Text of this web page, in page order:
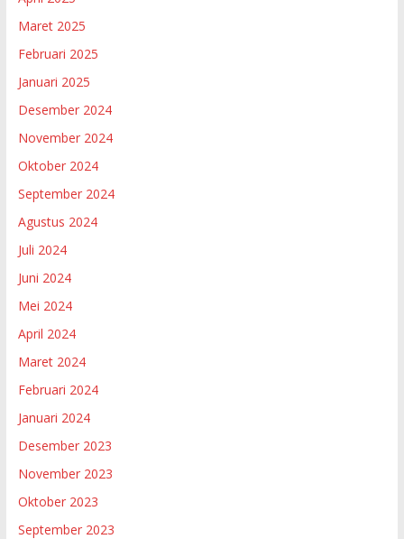
Maret 2025
Februari 2025
Januari 2025
Desember 2024
November 2024
Oktober 2024
September 2024
Agustus 2024
Juli 2024
Juni 2024
Mei 2024
April 2024
Maret 2024
Februari 2024
Januari 2024
Desember 2023
November 2023
Oktober 2023
September 2023